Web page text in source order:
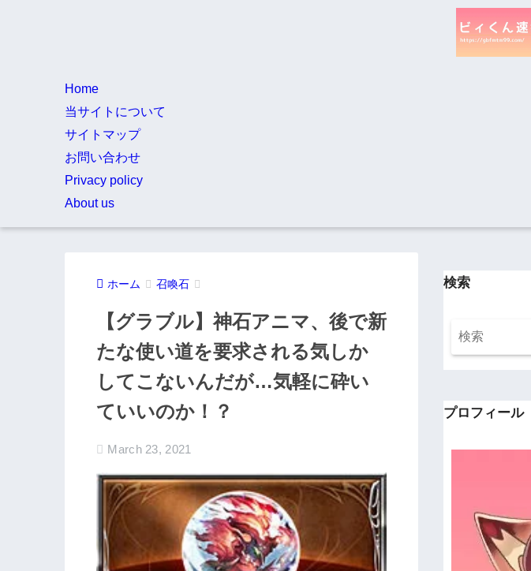
Home
当サイトについて
サイトマップ
お問い合わせ
Privacy policy
About us
ホーム 召喚石
【グラブル】神石アニマ、後で新
たな使い道を要求される気しか
してこないんだが…気軽に砕い
ていいのか！？
March 23, 2021
検索
プロフィール